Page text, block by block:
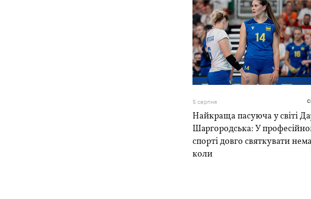
5 серпня
Найкраща пасуюча у світі
Шаргородська: У
спорті довго святкувати
коли